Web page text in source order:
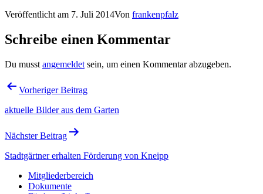
Veröffentlicht am 7. Juli 2014Von frankenpfalz
Schreibe einen Kommentar
Du musst angemeldet sein, um einen Kommentar abzugeben.
Beitragsnavigation
Vorheriger Beitrag
aktuelle Bilder aus dem Garten
Nächster Beitrag
Stadtgärtner erhalten Förderung von Kneipp
Mitgliederbereich
Dokumente